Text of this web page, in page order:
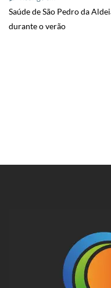
Saúde de São Pedro da
durante o verão